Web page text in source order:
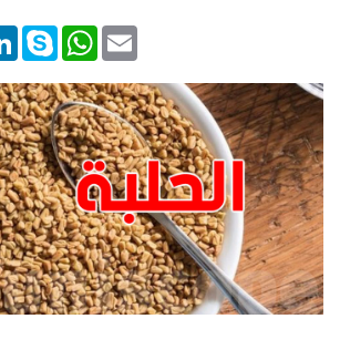
Skype
WhatsAppEmail